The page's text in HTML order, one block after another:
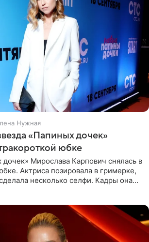
Нужная
«Папиных дочек»
юбке
дочек» Мирослава Карпович снялась в
Актриса позировала в гримерке,
несколько селфи. Кадры она